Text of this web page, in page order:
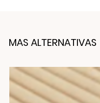
MAS ALTERNATIVAS